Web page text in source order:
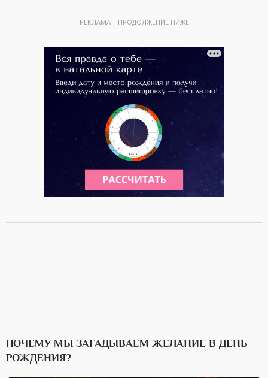
РЕКЛАМА – ПРОДОЛЖЕНИЕ НИЖЕ
ПОЧЕМУ МЫ ЗАГАДЫВАЕМ ЖЕЛАНИЕ В ДЕНЬ
РОЖДЕНИЯ?